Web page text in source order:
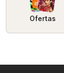
Ofertas